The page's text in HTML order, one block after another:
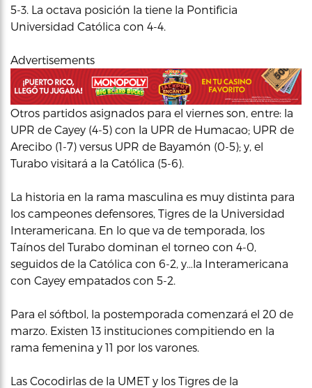
5-3. La octava posición la tiene la Pontificia
Universidad Católica con 4-4.
Advertisements
Otros partidos asignados para el viernes son, entre: la
UPR de Cayey (4-5) con la UPR de Humacao; UPR de
Arecibo (1-7) versus UPR de Bayamón (0-5); y, el
Turabo visitará a la Católica (5-6).
La historia en la rama masculina es muy distinta para
los campeones defensores, Tigres de la Universidad
Interamericana. En lo que va de temporada, los
Taínos del Turabo dominan el torneo con 4-0,
seguidos de la Católica con 6-2, y…la Interamericana
con Cayey empatados con 5-2.
Para el sóftbol, la postemporada comenzará el 20 de
marzo. Existen 13 instituciones compitiendo en la
rama femenina y 11 por los varones.
Las Cocodirlas de la UMET y los Tigres de la